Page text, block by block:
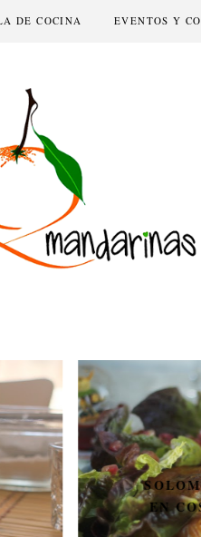
DE COCINA EVENTOS Y
SOLOMILLO CON
EN COSTRA DE